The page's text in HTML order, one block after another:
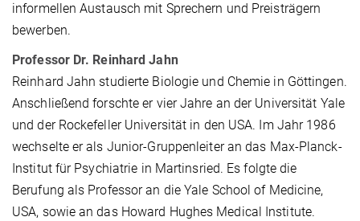
informellen Austausch mit Sprechern und Preisträgern
bewerben.
Professor Dr. Reinhard Jahn
Reinhard Jahn studierte Biologie und Chemie in Göttingen.
Anschließend forschte er vier Jahre an der Universität Yale
und der Rockefeller Universität in den USA. Im Jahr 1986
wechselte er als Junior-Gruppenleiter an das Max-Planck-
Institut für Psychiatrie in Martinsried. Es folgte die
Berufung als Professor an die Yale School of Medicine,
USA, sowie an das Howard Hughes Medical Institute.